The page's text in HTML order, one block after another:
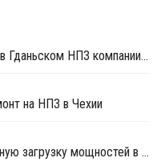
Польский PKN Orlen продает 30% в Гданьском НПЗ компании Saudi Aramco
на НПЗ в Чехии
Unipetrol в октябре выйдет на полную загрузку мощностей в Чехии